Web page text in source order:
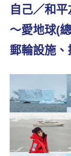
目
底、
外
主
持、
吳
哥
泰
自己／和
～愛地球(
郵輪設施